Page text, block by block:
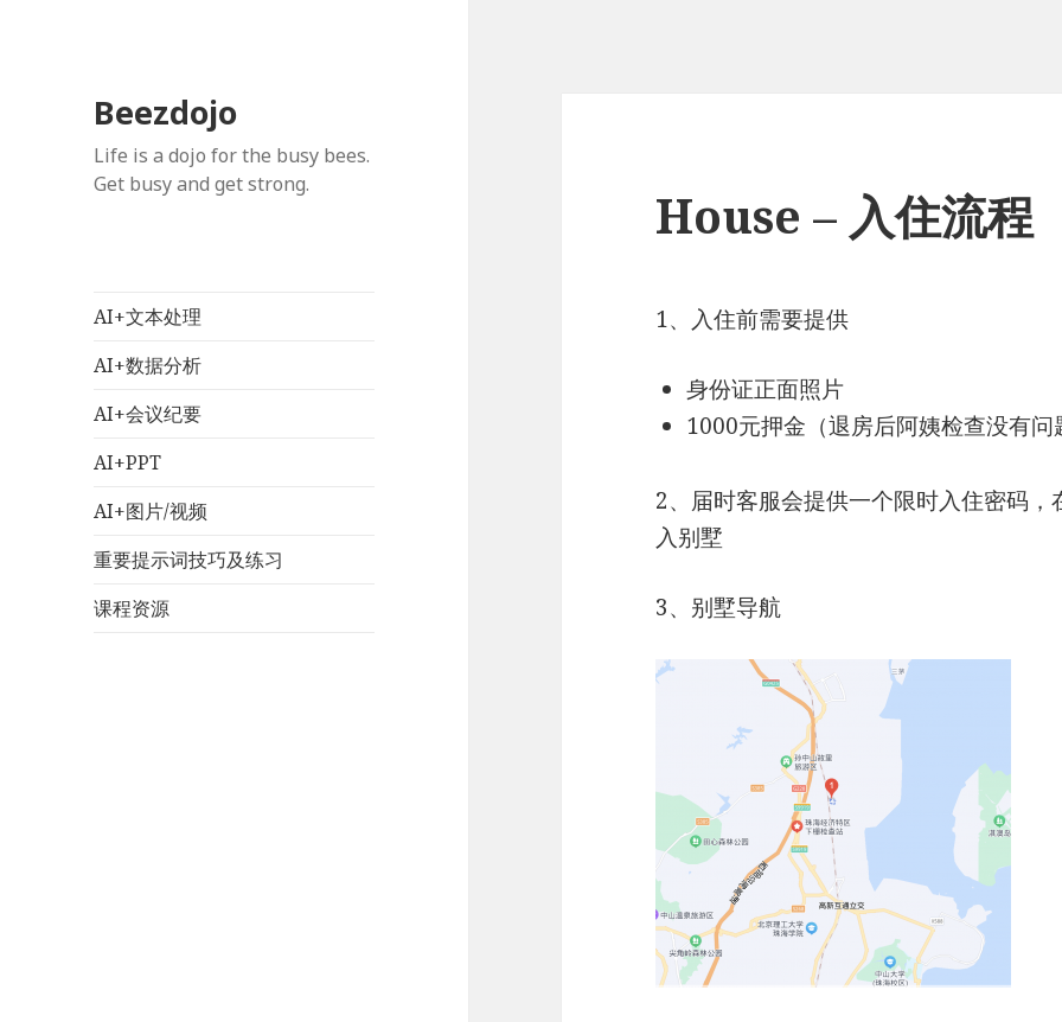
Beezdojo
Life is a dojo for the busy bees.
Get busy and get strong.
AI+文本处理
AI+数据分析
AI+会议纪要
AI+PPT
AI+图片/视频
重要提示词技巧及练习
课程资源
House – 入住流程
1、入住前需要提供
身份证正面照片
1000元押金（退房后阿姨检查没有问
2、届时客服会提供一个限时入住密码
入别墅
3、别墅导航